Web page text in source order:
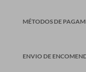
MÉTODOS DE
ENVIO DE